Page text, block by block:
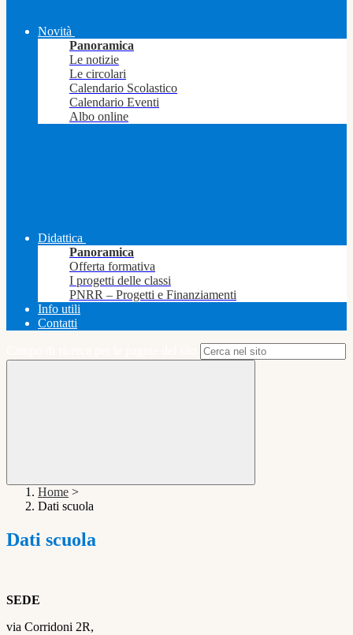
Novità
Panoramica
Le notizie
Le circolari
Calendario Scolastico
Calendario Eventi
Albo online
Didattica
Panoramica
Offerta formativa
I progetti delle classi
PNRR – Progetti e Finanziamenti
Info utili
Contatti
Home >
Dati scuola
Dati scuola
SEDE
via Corridoni 2R,